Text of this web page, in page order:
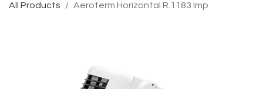
All Products Aeroterm Horizontal R.1183 Imp